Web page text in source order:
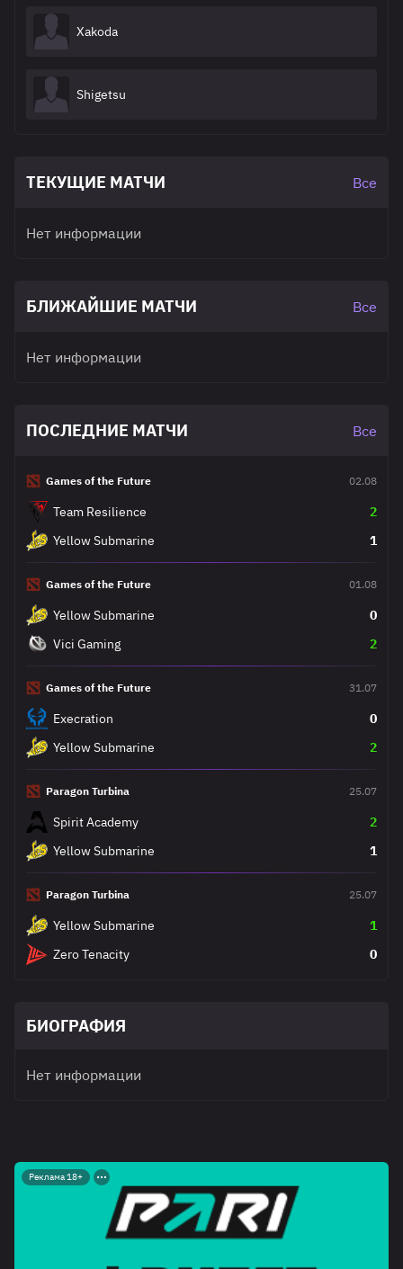
Xakoda
Shigetsu
ТЕКУЩИЕ МАТЧИ Все
Нет информации
БЛИЖАЙШИЕ МАТЧИ Все
Нет информации
ПОСЛЕДНИЕ МАТЧИ Все
Games of the Future 02.08
Team Resilience
2
Yellow Submarine
1
Games of the Future 01.08
Yellow Submarine
0
Vici Gaming
2
Games of the Future 31.07
Execration
0
Yellow Submarine
2
Paragon Turbina 25.07
Spirit Academy
2
Yellow Submarine
1
Paragon Turbina 25.07
Yellow Submarine
1
Zero Tenacity
0
БИОГРАФИЯ
Нет информации
Реклама 18+